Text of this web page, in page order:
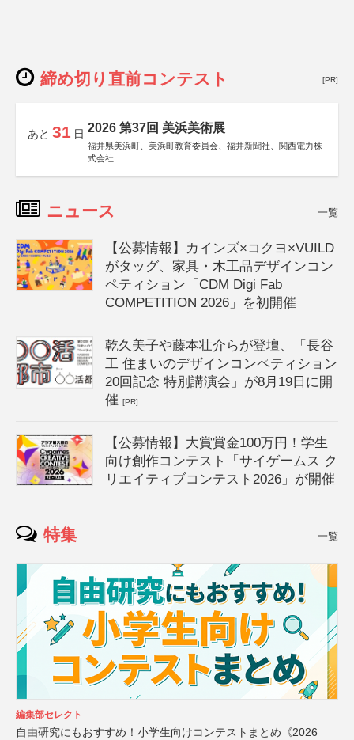
締め切り直前コンテスト [PR]
あと 31 日 2026 第37回 美浜美術展
福井県美浜町、美浜町教育委員会、福井新聞社、関西電力株
式会社
ニュース 一覧
【公募情報】カインズ×コクヨ×VUILD
がタッグ、家具・木工品デザインコン
ペティション「CDM Digi Fab
COMPETITION 2026」を初開催
乾久美子や藤本壮介らが登壇、「長谷
工 住まいのデザインコンペティション
20回記念 特別講演会」が8月19日に開
催[PR]
【公募情報】大賞賞金100万円！学生
向け創作コンテスト「サイゲームス ク
リエイティブコンテスト2026」が開催
特集 一覧
編集部セレクト
自由研究にもおすすめ！小学生向けコンテストまとめ《2026